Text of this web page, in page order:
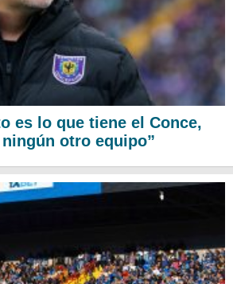
es lo que tiene el Conce,
otro equipo”